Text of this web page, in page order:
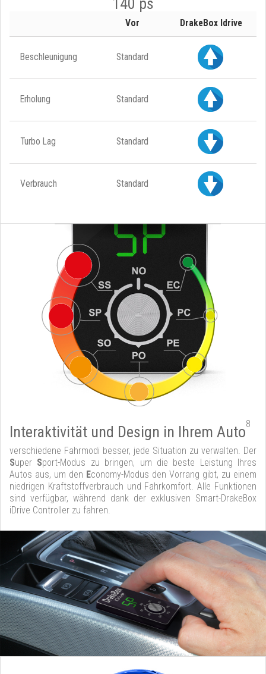
Vor DrakeBox Idrive
Beschleunigung Standard
Erholung Standard
Turbo Lag Standard
Verbrauch Standard
Interaktivität und Design in Ihrem Auto8
verschiedene Fahrmodi besser, jede Situation zu verwalten. Der
Super Sport-Modus zu bringen, um die beste Leistung Ihres
Autos aus, um den Economy-Modus den Vorrang gibt, zu einem
niedrigen Kraftstoffverbrauch und Fahrkomfort. Alle Funktionen
sind verfügbar, während dank der exklusiven Smart-DrakeBox
iDrive Controller zu fahren.